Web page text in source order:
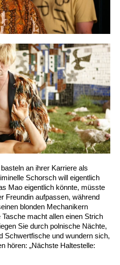
an ihrer Karriere als
Schorsch will eigentlich
Mao eigentlich könnte, müsste
Freundin aufpassen, während
blonden Mechanikern
macht allen einen Strich
Sie durch polnische Nächte,
Schwertfische und wundern sich,
hören: „Nächste Haltestelle: